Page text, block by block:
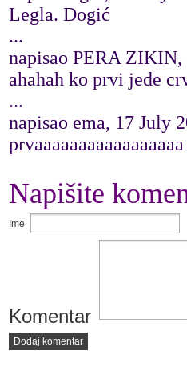
Legla. Dogić
...
napisao PERA ZIKIN,
ahahah ko prvi jede
...
napisao ema, 17 July
prvaaaaaaaaaaaaaaaaa
Napišite
Ime
Komentar
Dodaj komentar